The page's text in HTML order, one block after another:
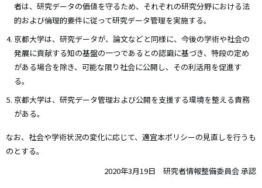
者は、研究データの価値を守るため、それぞれの研究分野における法
的および倫理的要件に従って研究データ管理を実施する。
京都大学は、研究データが、論文などと同様に、今後の学術や社会の
発展に貢献する知の基盤の一つであるとの認識に基づき、特段の定め
がある場合を除き、可能な限り社会に公開し、その利活用を促進す
る。
京都大学は、研究データ管理および公開を支援する環境を整える責務
がある。
なお、社会や学術状況の変化に応じて、適宜本ポリシーの見直しを行うも
のとする。
2020年3月19日 研究者情報整備委員会 承認